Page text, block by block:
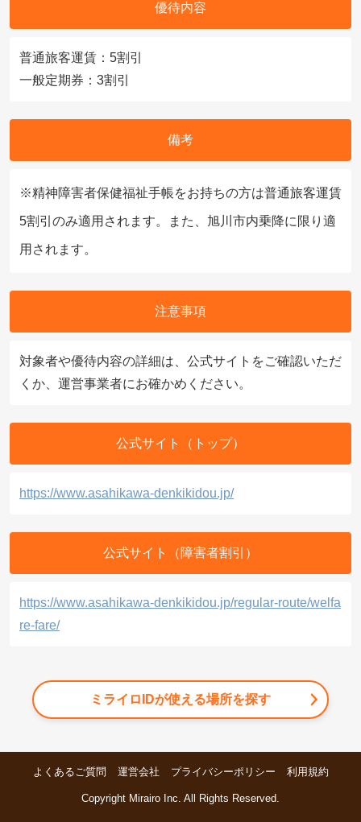
優待内容
普通旅客運賃：5割引
一般定期券：3割引
備考
※精神障害者保健福祉手帳をお持ちの方は普通旅客運賃
5割引のみ適用されます。また、旭川市内乗降に限り適
用されます。
注意事項
対象者や優待内容の詳細は、公式サイトをご確認いただ
くか、運営事業者にお確かめください。
公式サイト（トップ）
https://www.asahikawa-denkikidou.jp/
公式サイト（障害者割引）
https://www.asahikawa-denkikidou.jp/regular-route/welfa
re-fare/
ミライロIDが使える場所を探す
よくあるご質問 運営会社 プライバシーポリシー 利用規約
Copyright Mirairo Inc. All Rights Reserved.